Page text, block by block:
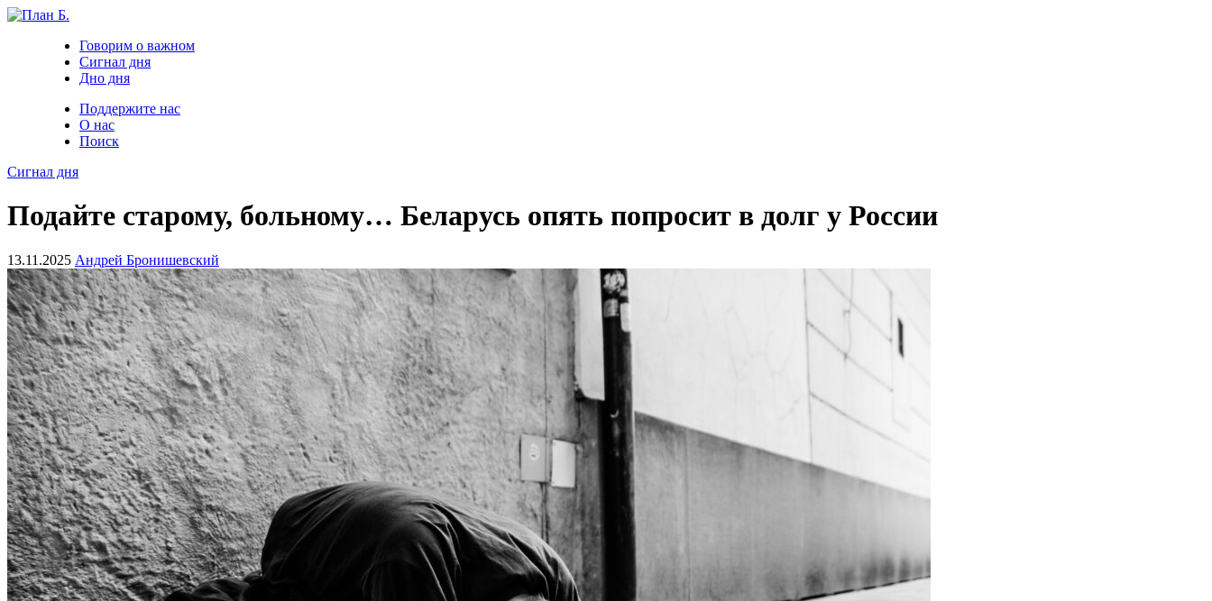
Говорим о важном
Сигнал дня
Дно дня
Поддержите нас
О нас
Поиск
Сигнал дня
Подайте старому, больному… Беларусь опять попросит в долг у России
13.11.2025 Андрей Бронишевский